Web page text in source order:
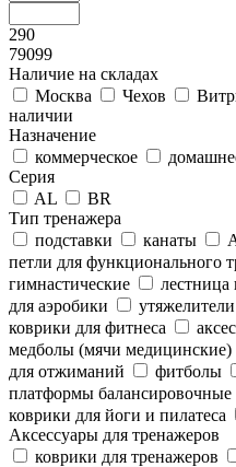
290
79099
Наличие на складах
Москва
Чехов
наличии
Назначение
коммерческое
Серия
AL
BR
Тип тренажера
подставки
канаты
петли для функционального
гимнастические
лестница
для аэробики
утяжелители
коврики для фитнеса
медболы (мячи медицинские)
для отжиманий
фитболы
платформы балансировочные
коврики для йоги и пилатеса
Аксессуары для тренажеров
коврики для тренажеров